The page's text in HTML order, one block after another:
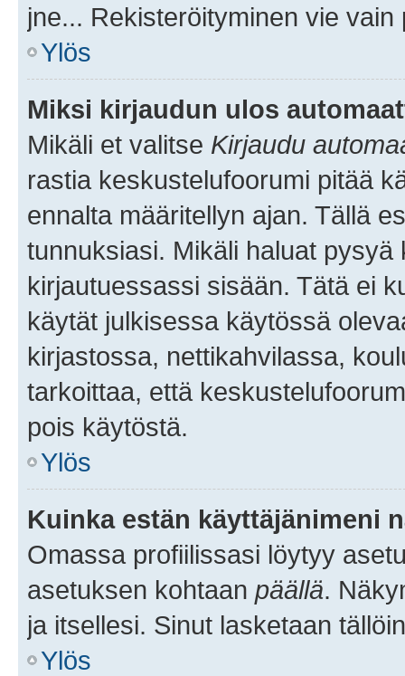
jne... Rekisteröityminen vie
Ylös
Miksi kirjaudun ulos
Mikäli et valitse Kirjaudu
rastia keskustelufoorumi pitää
ennalta määritellyn ajan. Tällä
tunnuksiasi. Mikäli haluat
kirjautuessassi sisään. Tätä ei
käytät julkisessa käytössä
kirjastossa, nettikahvilassa,
tarkoittaa, että
pois käytöstä.
Ylös
Kuinka estän käyttäjänimeni
Omassa profiilissasi löytyy
asetuksen kohtaan päällä.
ja itsellesi. Sinut lasketaan
Ylös